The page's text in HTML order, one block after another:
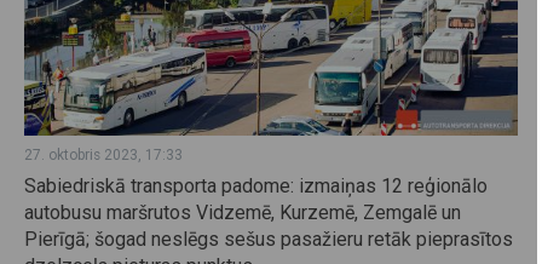
27. oktobris 2023, 17:33
Sabiedriskā transporta padome: izmaiņas 12 reģionālo
autobusu maršrutos Vidzemē, Kurzemē, Zemgalē un
Pierīgā; šogad neslēgs sešus pasažieru retāk pieprasītos